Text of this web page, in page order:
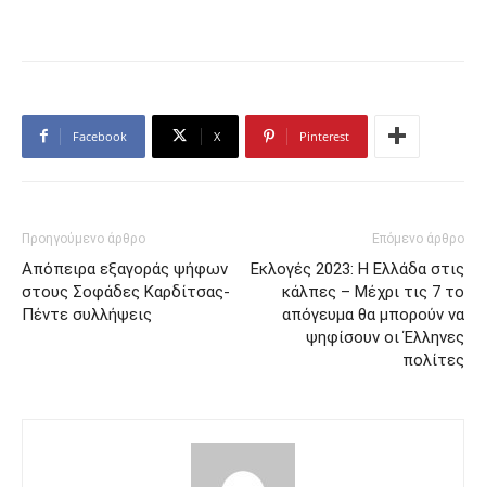
Facebook X Pinterest
Προηγούμενο άρθρο
Απόπειρα εξαγοράς ψήφων
στους Σοφάδες Καρδίτσας-
Πέντε συλλήψεις
Επόμενο άρθρο
Εκλογές 2023: Η Ελλάδα στις
κάλπες – Μέχρι τις 7 το
απόγευμα θα μπορούν να
ψηφίσουν οι Έλληνες
πολίτες